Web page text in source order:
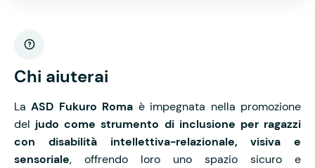
Chi aiuterai
LaASD Fukuro Roma è impegnata nella promozione
del judo come strumento di inclusione per ragazzi
con disabilità intellettiva-relazionale, visiva e
sensoriale, offrendo loro uno spazio sicuro e